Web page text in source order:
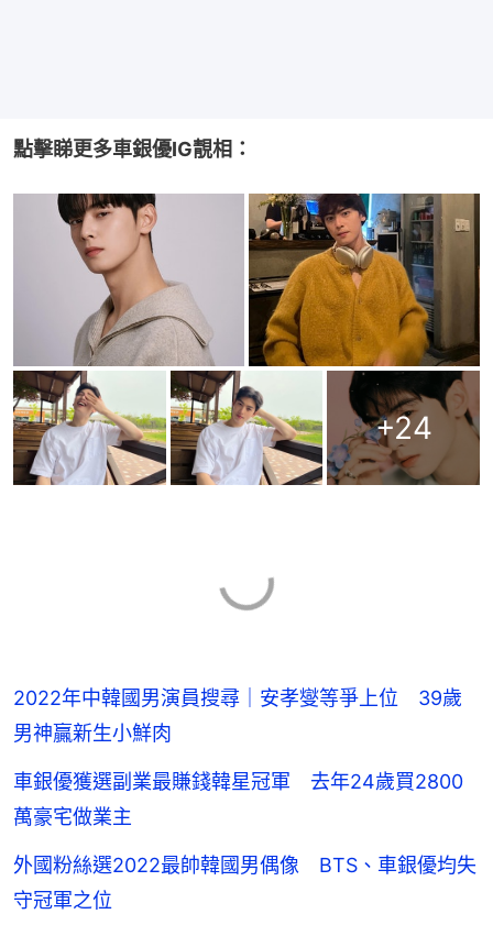
點擊睇更多車銀優IG靚相：
+24
2022年中韓國男演員搜尋｜安孝燮等爭上位 39歲
男神贏新生小鮮肉
車銀優獲選副業最賺錢韓星冠軍 去年24歲買2800
萬豪宅做業主
外國粉絲選2022最帥韓國男偶像 BTS、車銀優均失
守冠軍之位